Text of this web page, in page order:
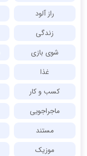
راز آلود
زندگی
شوی بازی
غذا
کسب و کار
ماجراجویی
مستند
موزیک